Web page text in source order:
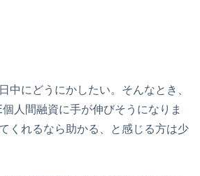
中にどうにかしたい。そんなとき、
人間融資に手が伸びそうになりま
くれるなら助かる、と感じる方は少